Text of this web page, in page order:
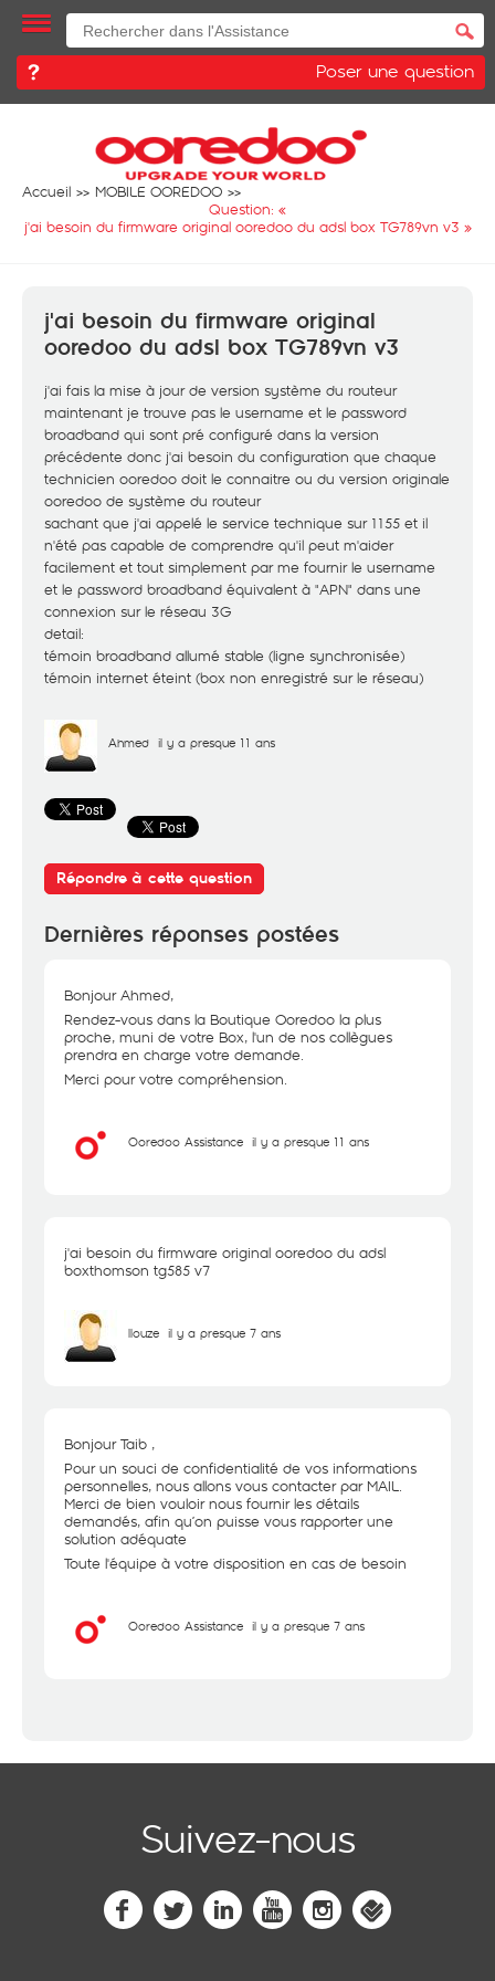
Poser une question
Accueil
MOBILE OOREDOO
Question: «
j'ai besoin du firmware original ooredoo du adsl box TG789vn v3 »
j'ai besoin du firmware original
ooredoo du adsl box TG789vn v3
j'ai fais la mise à jour de version système du routeur
maintenant je trouve pas le username et le password
broadband qui sont pré configuré dans la version
précédente donc j'ai besoin du configuration que chaque
technicien ooredoo doit le connaitre ou du version originale
ooredoo de système du routeur
sachant que j'ai appelé le service technique sur 1155 et il
n'été pas capable de comprendre qu'il peut m'aider
facilement et tout simplement par me fournir le username
et le password broadband équivalent à "APN" dans une
connexion sur le réseau 3G
detail:
témoin broadband allumé stable (ligne synchronisée)
témoin internet éteint (box non enregistré sur le réseau)
Ahmed il y a presque 11 ans
Répondre à cette question
Dernières réponses postées
Bonjour Ahmed,
Rendez-vous dans la Boutique Ooredoo la plus
proche, muni de votre Box, l'un de nos collègues
prendra en charge votre demande.
Merci pour votre compréhension.
Ooredoo Assistance il y a presque 11 ans
j'ai besoin du firmware original ooredoo du adsl
boxthomson tg585 v7
llouze il y a presque 7 ans
Bonjour Taib ,
Pour un souci de confidentialité de vos informations
personnelles, nous allons vous contacter par MAIL.
Merci de bien vouloir nous fournir les détails
demandés, afin qu’on puisse vous rapporter une
solution adéquate
Toute l'équipe à votre disposition en cas de besoin
Ooredoo Assistance il y a presque 7 ans
Suivez-nous